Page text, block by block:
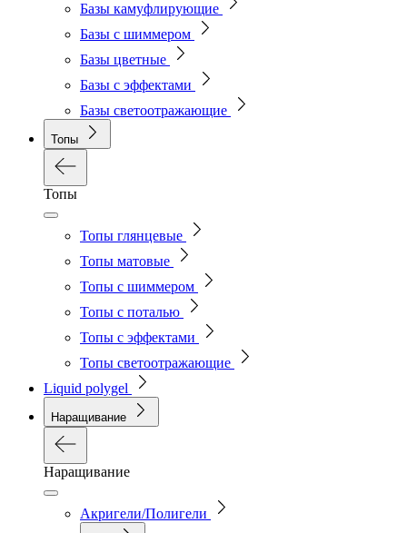
Базы камуфлирующие
Базы с шиммером
Базы цветные
Базы с эффектами
Базы светоотражающие
Топы
Топы
Топы глянцевые
Топы матовые
Топы с шиммером
Топы с поталью
Топы с эффектами
Топы светоотражающие
Liquid polygel
Наращивание
Наращивание
Акригели/Полигели